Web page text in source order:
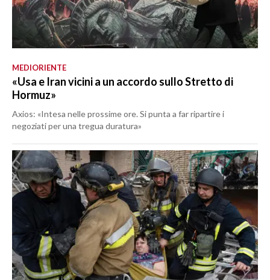
MEDIORIENTE
«Usa e Iran vicini a un accordo sullo Stretto di
Hormuz»
Axios: «Intesa nelle prossime ore. Si punta a far ripartire i
negoziati per una tregua duratura»